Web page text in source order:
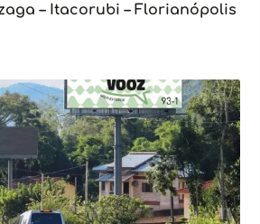
– Itacorubi – Florianópolis